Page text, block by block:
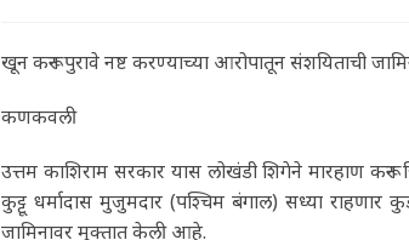
खून करून पुरावे नष्ट करण्याच्या आरोपातून संशयिताची
कणकवली
उत्तम काशिराम सरकार यास लोखंडी शिगेने मारहाण
कुट्टू धर्मादास मुजुमदार (पश्चिम बंगाल) सध्या राहणार
जामिनावर मुक्तात केली आहे.